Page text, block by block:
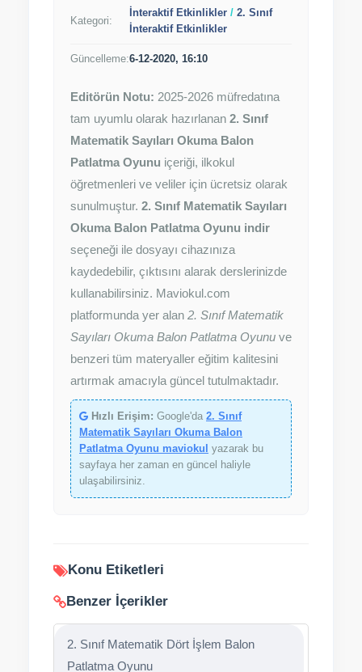
Kategori:
İnteraktif Etkinlikler / 2. Sınıf
İnteraktif Etkinlikler
Güncelleme:6-12-2020, 16:10
Editörün Notu: 2025-2026 müfredatına
tam uyumlu olarak hazırlanan 2. Sınıf
Matematik Sayıları Okuma Balon
Patlatma Oyunu içeriği, ilkokul
öğretmenleri ve veliler için ücretsiz olarak
sunulmuştur. 2. Sınıf Matematik Sayıları
Okuma Balon Patlatma Oyunu indir
seçeneği ile dosyayı cihazınıza
kaydedebilir, çıktısını alarak derslerinizde
kullanabilirsiniz. Maviokul.com
platformunda yer alan 2. Sınıf Matematik
Sayıları Okuma Balon Patlatma Oyunu ve
benzeri tüm materyaller eğitim kalitesini
artırmak amacıyla güncel tutulmaktadır.
Hızlı Erişim: Google'da 2. Sınıf
Matematik Sayıları Okuma Balon
Patlatma Oyunu maviokul yazarak bu
sayfaya her zaman en güncel haliyle
ulaşabilirsiniz.
Konu Etiketleri
Benzer İçerikler
2. Sınıf Matematik Dört İşlem Balon
Patlatma Oyunu